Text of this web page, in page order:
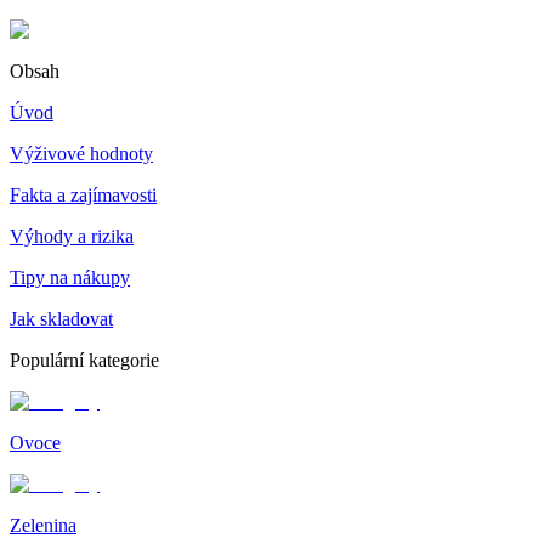
Obsah
Úvod
Výživové hodnoty
Fakta a zajímavosti
Výhody a rizika
Tipy na nákupy
Jak skladovat
Populární kategorie
Ovoce
Zelenina